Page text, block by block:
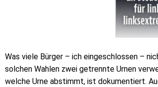
Was viele Bürger – ich eingeschlossen –
solchen Wahlen zwei getrennte Urnen
welche Urne abstimmt, ist dokumentiert.